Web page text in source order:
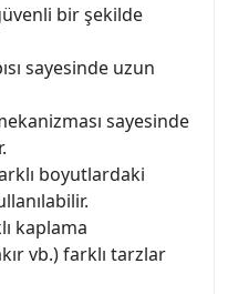
bir şekilde
sayesinde uzun
sayesinde
boyutlardaki
kaplama
vb.) farklı tarzlar